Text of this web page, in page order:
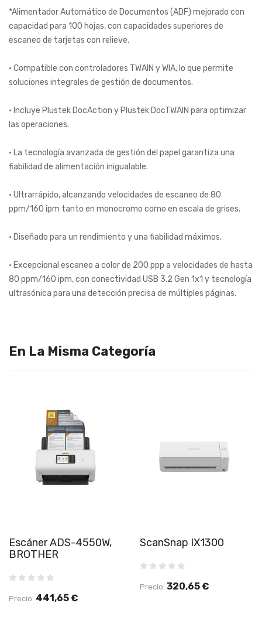
*Alimentador Automático de Documentos (ADF) mejorado con
capacidad para 100 hojas, con capacidades superiores de
escaneo de tarjetas con relieve.
• Compatible con controladores TWAIN y WIA, lo que permite
soluciones integrales de gestión de documentos.
• Incluye Plustek DocAction y Plustek DocTWAIN para optimizar
las operaciones.
• La tecnología avanzada de gestión del papel garantiza una
fiabilidad de alimentación inigualable.
• Ultrarrápido, alcanzando velocidades de escaneo de 80
ppm/160 ipm tanto en monocromo como en escala de grises.
• Diseñado para un rendimiento y una fiabilidad máximos.
• Excepcional escaneo a color de 200 ppp a velocidades de hasta
80 ppm/160 ipm, con conectividad USB 3.2 Gen 1x1 y tecnología
ultrasónica para una detección precisa de múltiples páginas.
En La Misma Categoría
Escáner ADS-4550W,
BROTHER
Precio: 441,65 €
ScanSnap IX1300
Precio: 320,65 €